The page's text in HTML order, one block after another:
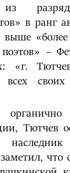
в ранг
–
«г.
своих
Тютчев
что